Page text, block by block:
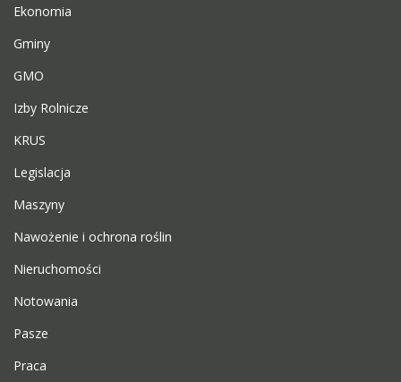
Ekonomia
Gminy
GMO
Izby Rolnicze
KRUS
Legislacja
Maszyny
Nawożenie i ochrona roślin
Nieruchomości
Notowania
Pasze
Praca